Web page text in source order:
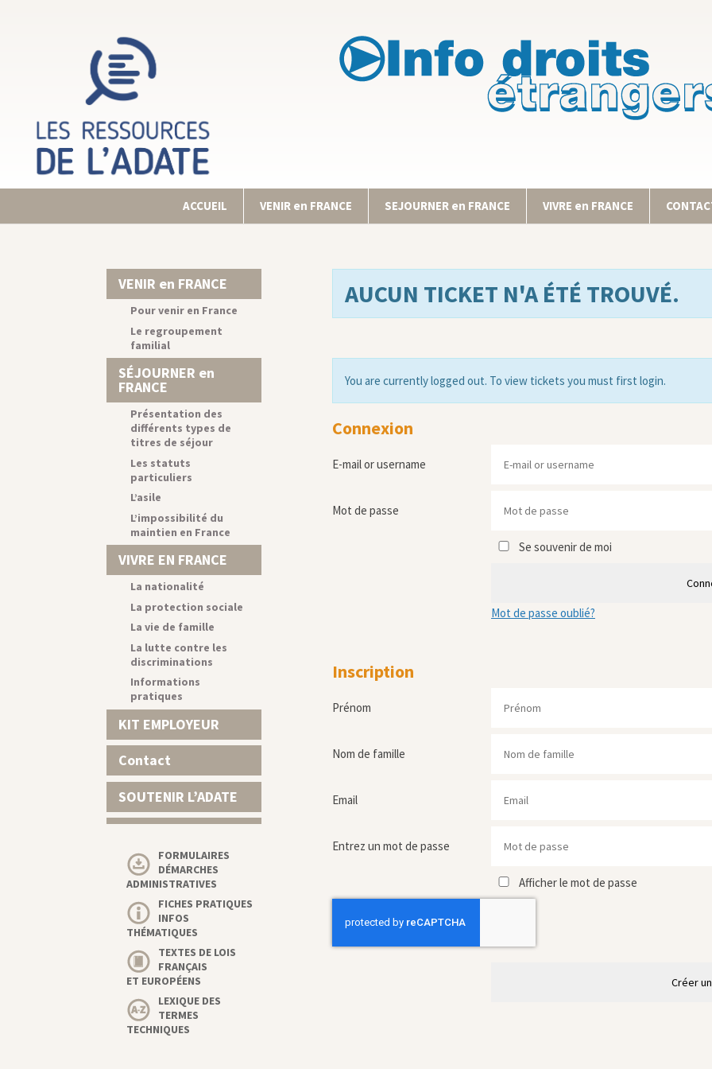
ACCUEIL VENIR en FRANCE SEJOURNER en FRANCE VIVRE en FRANCE
AUCUN TICKET N'A ÉTÉ TROUVÉ.
You are currently logged out. To view tickets you must first login.
Connexion
E-mail or username
Mot de passe
Se souvenir de moi
Mot de passe oublié?
Inscription
Prénom
Nom de famille
Email
Entrez un mot de passe
Afficher le mot de passe
Créer
VENIR en FRANCE
Pour venir en France
Le regroupement
familial
SÉJOURNER en
FRANCE
Présentation des
différents types de
titres de séjour
Les statuts
particuliers
L’asile
L’impossibilité du
maintien en France
VIVRE EN FRANCE
La nationalité
La protection sociale
La vie de famille
La lutte contre les
discriminations
Informations
pratiques
KIT EMPLOYEUR
Contact
SOUTENIR L’ADATE
FORMULAIRES
DÉMARCHES
ADMINISTRATIVES
FICHES PRATIQUES
INFOS
THÉMATIQUES
TEXTES DE LOIS
FRANÇAIS
ET EUROPÉENS
LEXIQUE DES
TERMES
TECHNIQUES